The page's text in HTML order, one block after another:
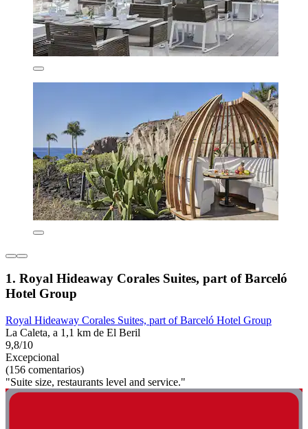
1. Royal Hideaway Corales Suites, part of Barceló
Hotel Group
Royal Hideaway Corales Suites, part of Barceló Hotel Group
La Caleta, a 1,1 km de El Beril
9,8/10
Excepcional
(156 comentarios)
"Suite size, restaurants level and service."